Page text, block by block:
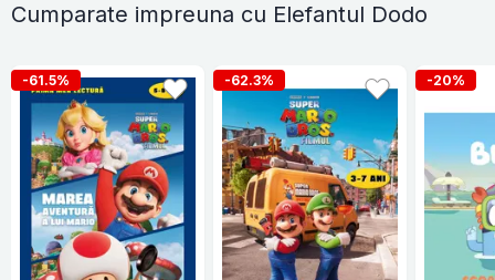
Cumparate impreuna cu Elefantul Dodo
-61.5% -62.3% -20%